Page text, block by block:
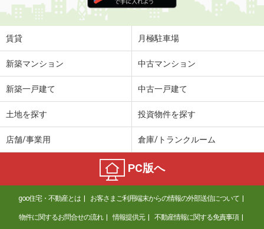
賃貸 月極駐車場
新築マンション 中古マンション
新築一戸建て 中古一戸建て
土地を探す 投資物件を探す
店舗/事業用 倉庫/トランクルーム
PC版へ
goo住宅・不動産とは お客さまご利用端末からの情報の外部送信について
物件に関するお問合せの流れ 情報提供元 不動産情報に関する免責事項